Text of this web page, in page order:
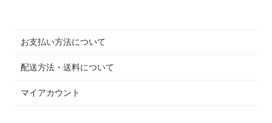
お支払い方法について
配送方法・送料について
マイアカウント